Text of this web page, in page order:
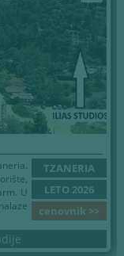
TZANERIA
LETO 2026
cenovnik >>
U